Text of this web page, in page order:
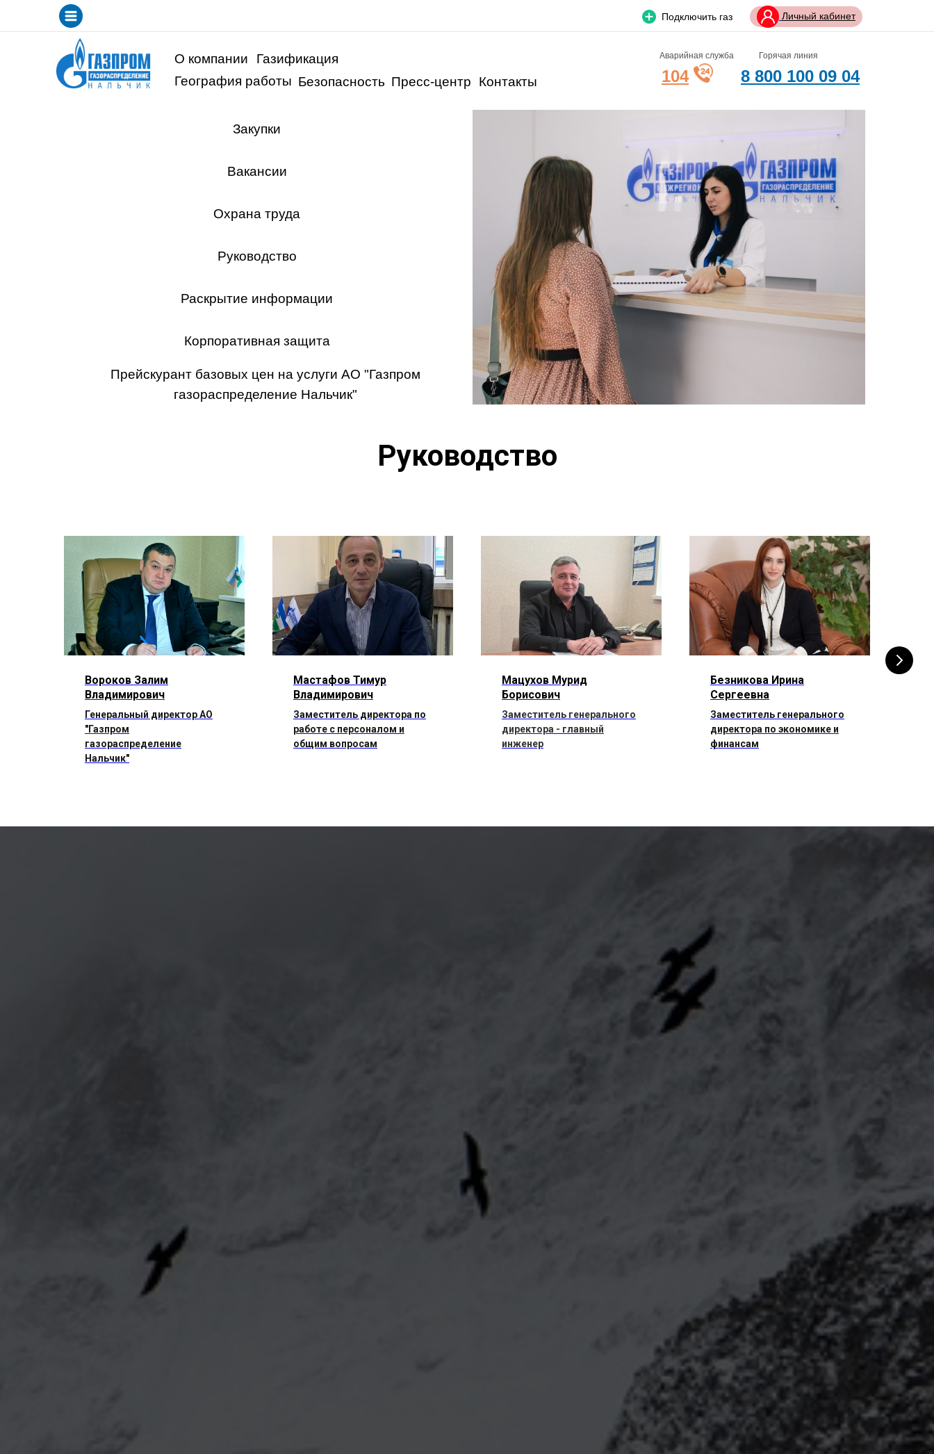
LET'S
GO!
О компании Газификация Горячая линия
8 800 100 09 04
Аварийная служба
104
География работы Безопасность Пресс-центр Контакты
Подключить газ Личный кабинет
Закупки
Вакансии
Охрана труда
Руководство
Раскрытие информации
Корпоративная защита
Прейскурант базовых цен на услуги АО "Газпром
газораспределение Нальчик"
Руководство
Вороков Залим
Владимирович
Генеральный директор АО
"Газпром
газораспределение
Нальчик"
Мастафов Тимур
Владимирович
Заместитель директора по
работе с персоналом и
общим вопросам
Мацухов Мурид
Борисович
Заместитель генерального
директора - главный
инженер
Безникова Ирина
Сергеевна
Заместитель генерального
директора по экономике и
финансам